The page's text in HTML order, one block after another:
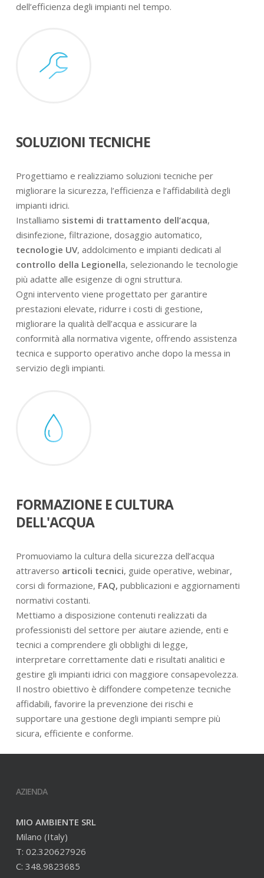
dell’efficienza degli impianti nel tempo.
SOLUZIONI TECNICHE
Progettiamo e realizziamo soluzioni tecniche per
migliorare la sicurezza, l’efficienza e l’affidabilità degli
impianti idrici.
Installiamo sistemi di trattamento dell’acqua,
disinfezione, filtrazione, dosaggio automatico,
tecnologie UV, addolcimento e impianti dedicati al
controllo della Legionella, selezionando le tecnologie
più adatte alle esigenze di ogni struttura.
Ogni intervento viene progettato per garantire
prestazioni elevate, ridurre i costi di gestione,
migliorare la qualità dell’acqua e assicurare la
conformità alla normativa vigente, offrendo assistenza
tecnica e supporto operativo anche dopo la messa in
servizio degli impianti.
FORMAZIONE E CULTURA
DELL'ACQUA
Promuoviamo la cultura della sicurezza dell’acqua
attraverso articoli tecnici, guide operative, webinar,
corsi di formazione, FAQ, pubblicazioni e aggiornamenti
normativi costanti.
Mettiamo a disposizione contenuti realizzati da
professionisti del settore per aiutare aziende, enti e
tecnici a comprendere gli obblighi di legge,
interpretare correttamente dati e risultati analitici e
gestire gli impianti idrici con maggiore consapevolezza.
Il nostro obiettivo è diffondere competenze tecniche
affidabili, favorire la prevenzione dei rischi e
supportare una gestione degli impianti sempre più
sicura, efficiente e conforme.
AZIENDA
MIO AMBIENTE SRL
Milano (Italy)
T: 02.320627926
C: 348.9823685